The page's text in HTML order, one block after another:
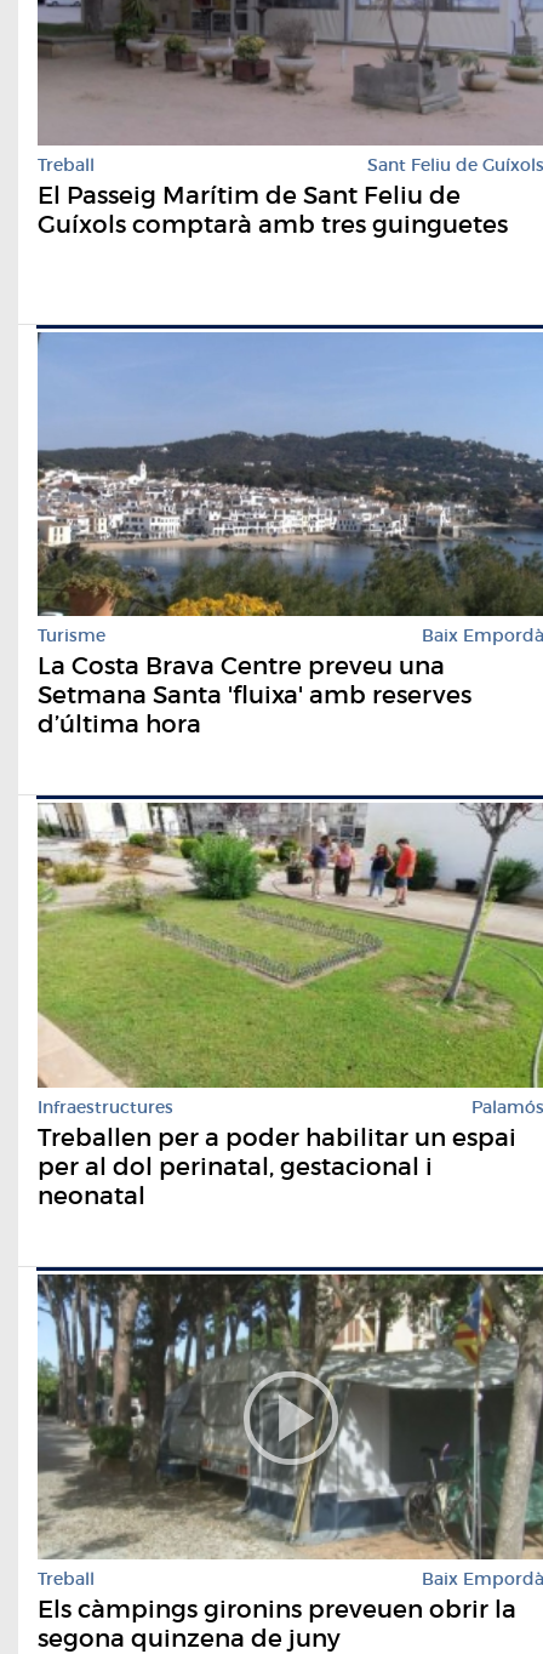
Treball Sant Feliu de Guíxols
El Passeig Marítim de Sant Feliu de
Guíxols comptarà amb tres guinguetes
Turisme Baix Empordà
La Costa Brava Centre preveu una
Setmana Santa 'fluixa' amb reserves
d’última hora
Infraestructures Palamós
Treballen per a poder habilitar un espai
per al dol perinatal, gestacional i
neonatal
Treball Baix Empordà
Els càmpings gironins preveuen obrir la
segona quinzena de juny